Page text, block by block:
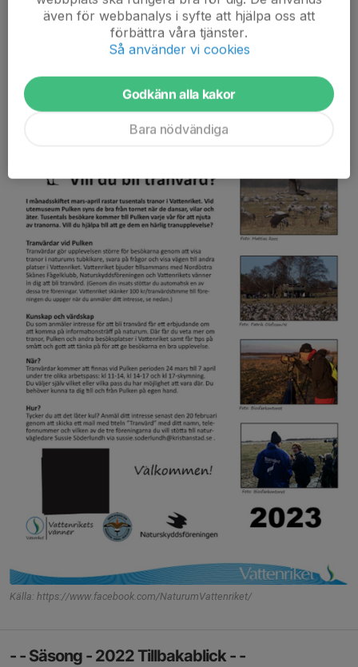
---Säsong-2023--- Tillbakablick---
Yngsjö IF tackar alla som besökt och handlat av oss!
Vill du bli tranvärd?
Källa: https://www.facebook.com/NaturumVattenriket/
- - Säsong - 2022 Tillbakablick - -
även för webbanalys i syfte att hjälpa oss att
förbättra våra tjänster.
Så använder vi cookies
Godkänn alla kakor
Bara nödvändiga